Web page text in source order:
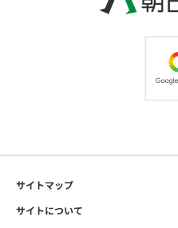
サイトマップ
サイトについて